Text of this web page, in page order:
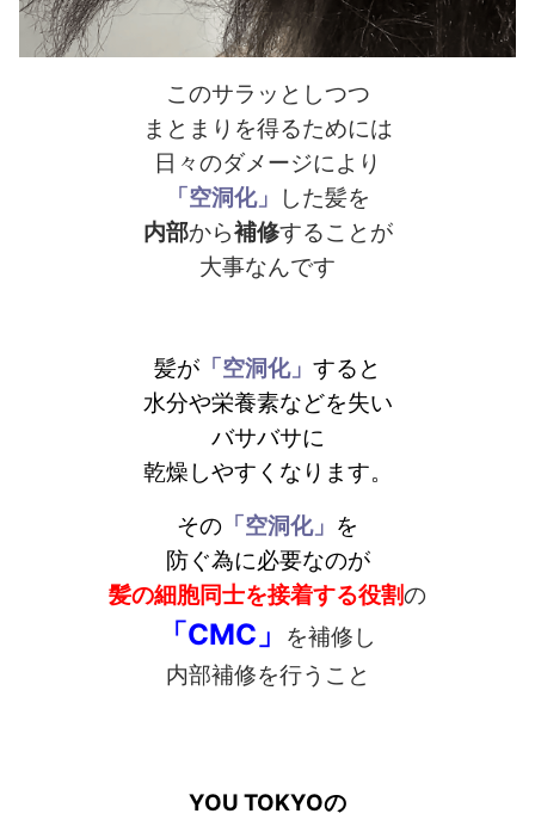
このサラッとしつつ
まとまりを得るためには
日々のダメージにより
「空洞化」
した髪を
内部から補修することが
大事なんです
髪が 「空洞化」 すると
水分や栄養素などを失い
バサバサに
乾燥しやすくなります。
その 「空洞化」 を
防ぐ為に必要なのが
髪の細胞同士を接着する役割の
「CMC」
を補修し
内部補修を行うこと
YOU TOKYOの